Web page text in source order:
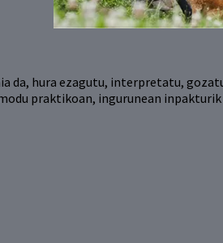
da, hura ezagutu, interpretatu,
praktikoan, ingurunean